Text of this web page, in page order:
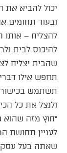
יכול להביא את
ובעוד תחומים
להצליח –
להיכנס לבית
שהבית יצליח
תחפש אילו
תשתמש
ולנצל את כל
״חוץ מזה שהוא
לעניין תחושת
שאתה בעל עסק,